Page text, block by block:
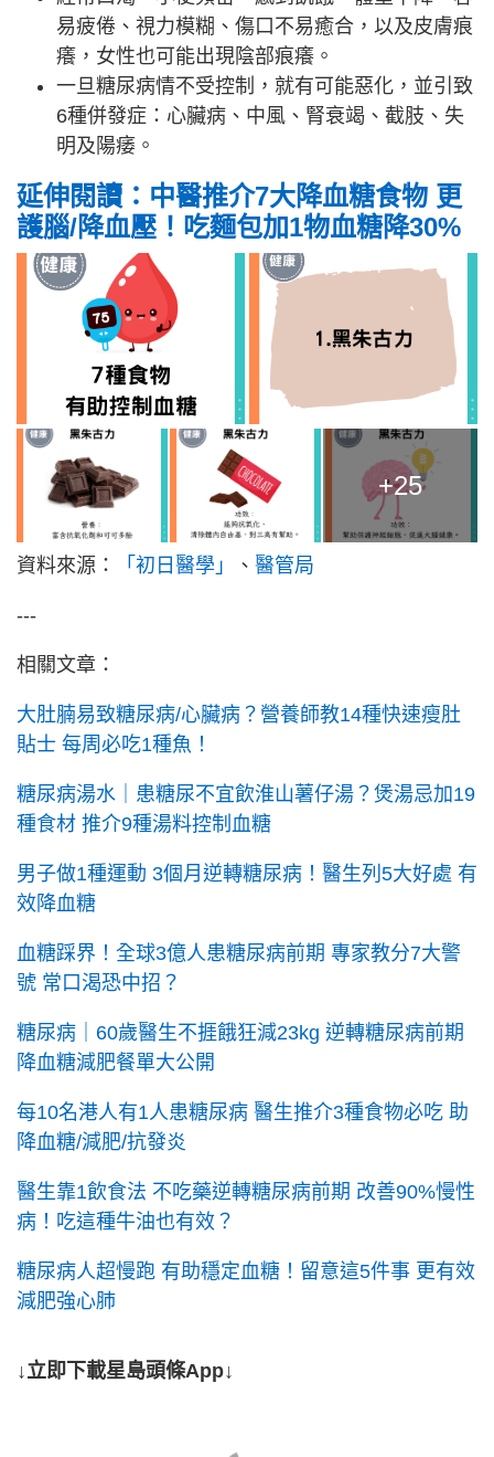
易疲倦、視力模糊、傷口不易癒合，以及皮膚痕
癢，女性也可能出現陰部痕癢。
一旦糖尿病情不受控制，就有可能惡化，並引致
6種併發症：心臟病、中風、腎衰竭、截肢、失
明及陽痿。
延伸閱讀：中醫推介7大降血糖食物 更
護腦/降血壓！吃麵包加1物血糖降30%
+25
資料來源： 「初日醫學」 、 醫管局
---
相關文章：
大肚腩易致糖尿病/心臟病？營養師教14種快速瘦肚
貼士 每周必吃1種魚！
糖尿病湯水｜患糖尿不宜飲淮山薯仔湯？煲湯忌加19
種食材 推介9種湯料控制血糖
男子做1種運動 3個月逆轉糖尿病！醫生列5大好處 有
效降血糖
血糖踩界！全球3億人患糖尿病前期 專家教分7大警
號 常口渴恐中招？
糖尿病｜60歲醫生不捱餓狂減23kg 逆轉糖尿病前期
降血糖減肥餐單大公開
每10名港人有1人患糖尿病 醫生推介3種食物必吃 助
降血糖/減肥/抗發炎
醫生靠1飲食法 不吃藥逆轉糖尿病前期 改善90%慢性
病！吃這種牛油也有效？
糖尿病人超慢跑 有助穩定血糖！留意這5件事 更有效
減肥強心肺
↓立即下載星島頭條App↓